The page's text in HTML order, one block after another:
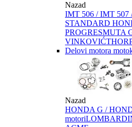
Nazad
IMT 506 / IMT 507
STANDARD
PROGRESMUTA
VINKOVIĆ
Delovi motora
Nazad
HONDA G /
motori